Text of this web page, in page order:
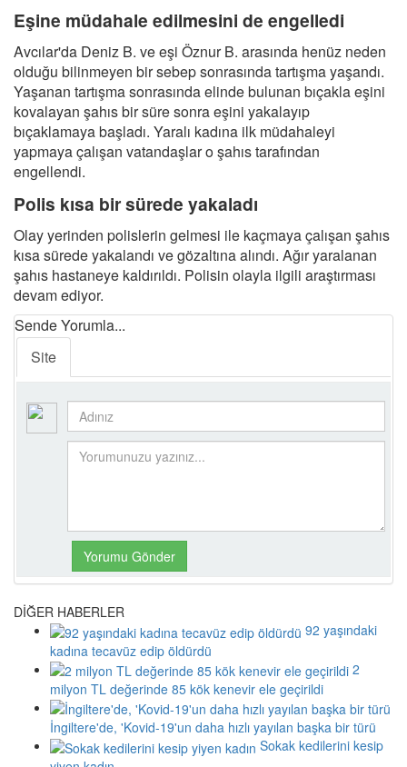
Eşine müdahale edilmesini de engelledi
Avcılar'da Deniz B. ve eşi Öznur B. arasında henüz neden
olduğu bilinmeyen bir sebep sonrasında tartışma yaşandı.
Yaşanan tartışma sonrasında elinde bulunan bıçakla eşini
kovalayan şahıs bir süre sonra eşini yakalayıp
bıçaklamaya başladı. Yaralı kadına ilk müdahaleyi
yapmaya çalışan vatandaşlar o şahıs tarafından
engellendi.
Polis kısa bir sürede yakaladı
Olay yerinden polislerin gelmesi ile kaçmaya çalışan şahıs
kısa sürede yakalandı ve gözaltına alındı. Ağır yaralanan
şahıs hastaneye kaldırıldı. Polisin olayla ilgili araştırması
devam ediyor.
Sende Yorumla...
Site
DİĞER HABERLER
92 yaşındaki
kadına tecavüz edip öldürdü
2
milyon TL değerinde 85 kök kenevir ele geçirildi
İngiltere'de, 'Kovid-19'un daha hızlı yayılan başka bir türü
Sokak kedilerini kesip